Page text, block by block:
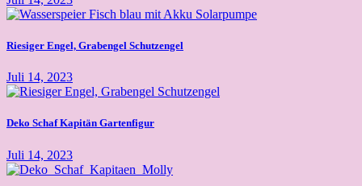
Riesiger Engel, Grabengel Schutzengel
Juli 14, 2023
Deko Schaf Kapitän Gartenfigur
Juli 14, 2023